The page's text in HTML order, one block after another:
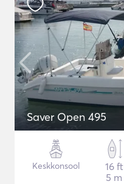
Saver Open 495
Keskkonsool
16 ft
5 m